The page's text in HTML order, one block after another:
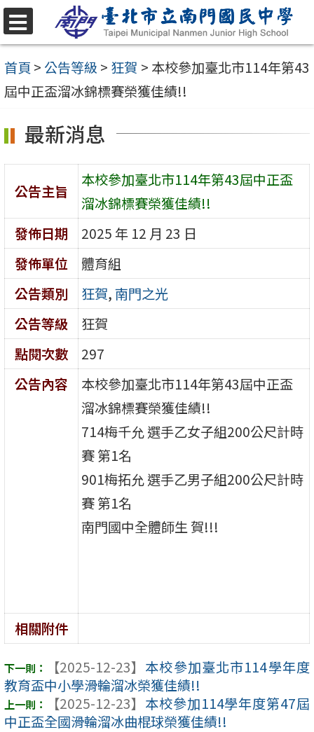
跳
至
主
要
容
選
單
首頁 > 公告等級 > 狂賀 > 本校參加臺北市114年第43
屆中正盃溜冰錦標賽榮獲佳績!!
最新消息
公告主旨
本校參加臺北市114年第43屆中正盃
溜冰錦標賽榮獲佳績!!
發佈日期
2025 年 12 月 23 日
發佈單位
體育組
公告類別
狂賀,南門之光
公告等級
狂賀
點閱次數
297
公告內容
本校參加臺北市114年第43屆中正盃
溜冰錦標賽榮獲佳績!!
714梅千允 選手乙女子組200公尺計時
賽 第1名
901梅拓允 選手乙男子組200公尺計時
賽 第1名
南門國中全體師生 賀!!!
相關附件
【2025-12-23】 本校參加臺北市114學年度
教育盃中小學滑輪溜冰榮獲佳績!!
【2025-12-23】 本校參加114學年度第47屆
中正盃全國滑輪溜冰曲棍球榮獲佳績!!